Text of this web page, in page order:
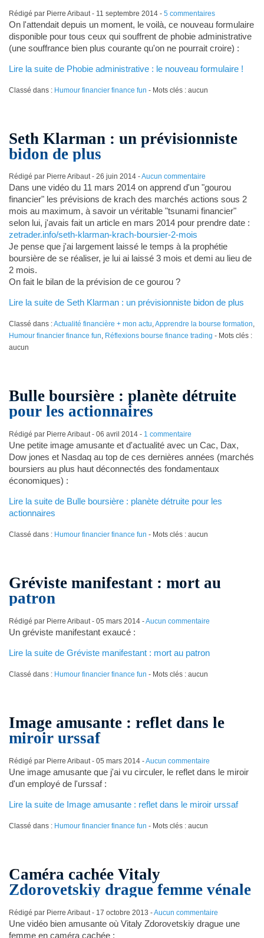
Rédigé par Pierre Aribaut - 11 septembre 2014- 5 commentaires
On l'attendait depuis un moment, le voilà, ce nouveau formulaire
disponible pour tous ceux qui souffrent de phobie administrative
(une souffrance bien plus courante qu'on ne pourrait croire) :
Lire la suite de Phobie administrative : le nouveau formulaire !
Classé dans : Humour financier finance fun - Mots clés : aucun
Seth Klarman : un prévisionniste
bidon de plus
Rédigé par Pierre Aribaut - 26 juin 2014-Aucun commentaire
Dans une vidéo du 11 mars 2014 on apprend d'un "gourou
financier" les prévisions de krach des marchés actions sous 2
mois au maximum, à savoir un véritable "tsunami financier"
selon lui, j'avais fait un article en mars 2014 pour prendre date :
zetrader.info/seth-klarman-krach-boursier-2-mois
Je pense que j'ai largement laissé le temps à la prophétie
boursière de se réaliser, je lui ai laissé 3 mois et demi au lieu de
2 mois.
On fait le bilan de la prévision de ce gourou ?
Lire la suite de Seth Klarman : un prévisionniste bidon de plus
Classé dans :Actualité financière + mon actu,Apprendre la bourse formation,
Humour financier finance fun, Réflexions bourse finance trading - Mots clés :
aucun
Bulle boursière : planète détruite
pour les actionnaires
Rédigé par Pierre Aribaut - 06 avril 2014- 1 commentaire
Une petite image amusante et d'actualité avec un Cac, Dax,
Dow jones et Nasdaq au top de ces dernières années (marchés
boursiers au plus haut déconnectés des fondamentaux
économiques) :
Lire la suite de Bulle boursière : planète détruite pour les
actionnaires
Classé dans : Humour financier finance fun - Mots clés : aucun
Gréviste manifestant : mort au
patron
Rédigé par Pierre Aribaut - 05 mars 2014-Aucun commentaire
Un gréviste manifestant exaucé :
Lire la suite de Gréviste manifestant : mort au patron
Classé dans : Humour financier finance fun - Mots clés : aucun
Image amusante : reflet dans le
miroir urssaf
Rédigé par Pierre Aribaut - 05 mars 2014-Aucun commentaire
Une image amusante que j'ai vu circuler, le reflet dans le miroir
d'un employé de l'urssaf :
Lire la suite de Image amusante : reflet dans le miroir urssaf
Classé dans : Humour financier finance fun - Mots clés : aucun
Caméra cachée Vitaly
Zdorovetskiy drague femme vénale
Rédigé par Pierre Aribaut - 17 octobre 2013 -Aucun commentaire
Une vidéo bien amusante où Vitaly Zdorovetskiy drague une
femme en caméra cachée :